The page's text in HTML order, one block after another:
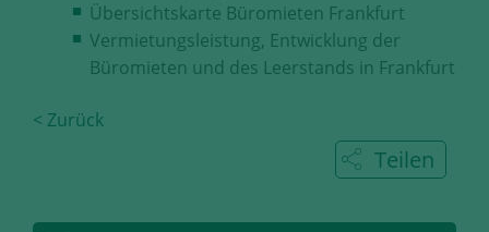
Übersichtskarte Büromieten Frankfurt
Vermietungsleistung, Entwicklung der
Büromieten und des Leerstands in Frankfurt
< Zurück
Teilen
Seiten, Ihren Weg durch unseren
Internetauftritt oder das Gerät, mit
dem die Seiten angesehen werden.